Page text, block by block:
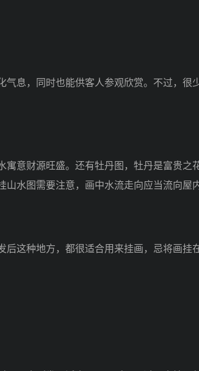
息，同时也能供客人参观欣赏。不过，很
意财源旺盛。还有牡丹图，牡丹是富贵之
水图需要注意，画中水流走向应当流向屋
种地方，都很适合用来挂画，忌将画挂在